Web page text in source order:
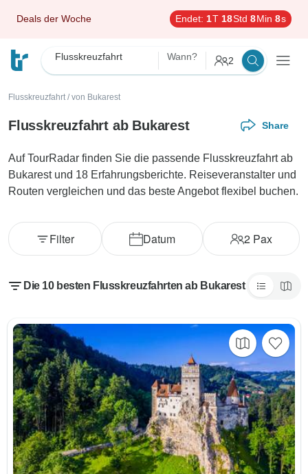
Deals der Woche Endet: 1T 18Std 8Min 6s
Flusskreuzfahrt Wann? 2
Flusskreuzfahrt / von Bukarest
Flusskreuzfahrt ab Bukarest Share
Auf TourRadar finden Sie die passende Flusskreuzfahrt ab
Bukarest und 18 Erfahrungsberichte. Reiseveranstalter und
Routen vergleichen und das beste Angebot flexibel buchen.
Datum 2 Pax
Filter
Die 10 besten Flusskreuzfahrten ab Bukarest